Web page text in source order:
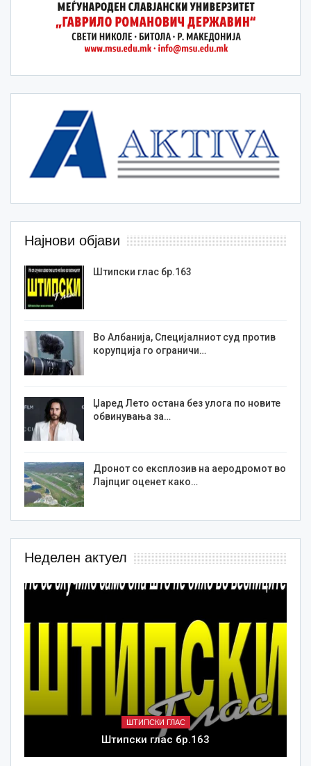
Најнови објави
Штипски глас бр.163
Во Албанија, Специјалниот суд против
корупција го ограничи…
Џаред Лето остана без улога по новите
обвинувања за…
Дронот со експлозив на аеродромот во
Лајпциг оценет како…
Неделен актуел
ШТИПСКИ ГЛАС
Штипски глас бр.163